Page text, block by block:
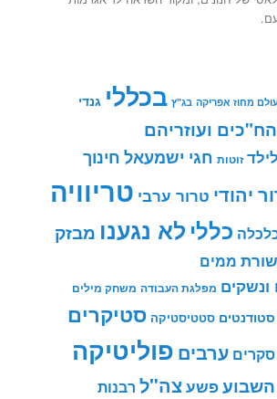
מחוז אפריקה בג"ץ בכללי גנדי
הח"כים ועוזריהם
זוטות חגי ישמעאל חינוך
יהודי טרור ערבי טריוויה
כללי לא נגענו מבזק
ממים
ונשקים מפלגת העבודה משחק מילים
סטודנטים סטטיסטיקה סטיקרים
סקרים ערבים פוליטיקה
פשעצה"ל רבנות